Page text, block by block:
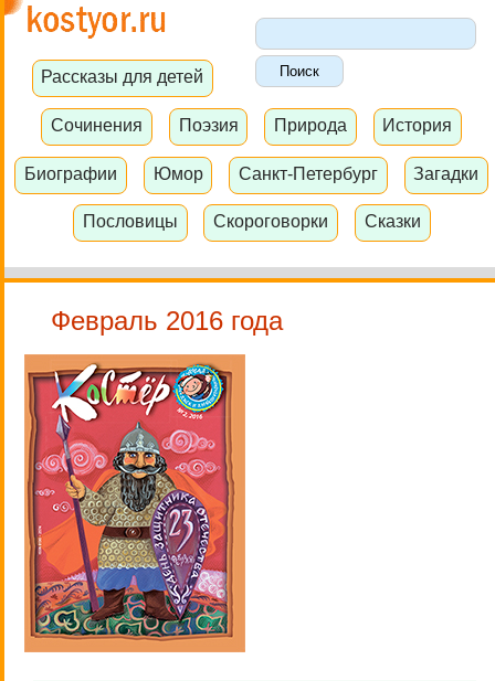
Рассказы для детей
Сочинения Поэзия Природа История
Биографии Юмор Санкт-Петербург Загадки
Пословицы Скороговорки Сказки
Февраль 2016 года